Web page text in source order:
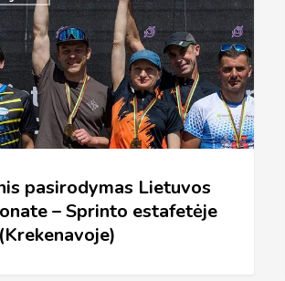
pasirodymas Lietuvos
– Sprinto estafetėje